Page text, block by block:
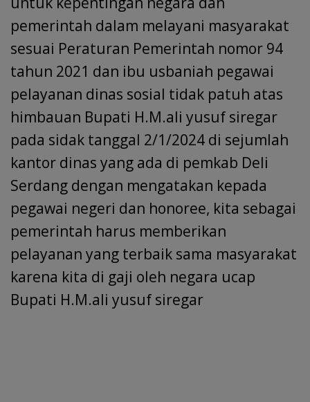
pemerintah dalam melayani masyarakat
sesuai Peraturan Pemerintah nomor 94
tahun 2021 dan ibu usbaniah pegawai
pelayanan dinas sosial tidak patuh atas
himbauan Bupati H.M.ali yusuf siregar
pada sidak tanggal 2/1/2024 di sejumlah
kantor dinas yang ada di pemkab Deli
Serdang dengan mengatakan kepada
pegawai negeri dan honoree, kita sebagai
pemerintah harus memberikan
pelayanan yang terbaik sama masyarakat
karena kita di gaji oleh negara ucap
Bupati H.M.ali yusuf siregar